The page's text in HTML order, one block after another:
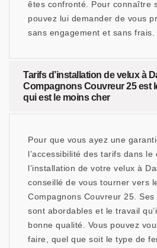
êtes confronté. Pour connaître
pouvez lui demander de vous
sans engagement et sans frais.
Tarifs d’installation de velux à
Compagnons Couvreur 25 est
qui est le moins cher
Pour que vous ayez une
l’accessibilité des tarifs dans le
l’installation de votre velux à
conseillé de vous tourner vers
Compagnons Couvreur 25.
sont abordables et le travail
bonne qualité. Vous pouvez
faire, quel que soit le type de